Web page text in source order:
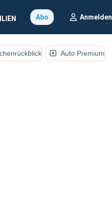
Abo Anmelden
Auto Premium